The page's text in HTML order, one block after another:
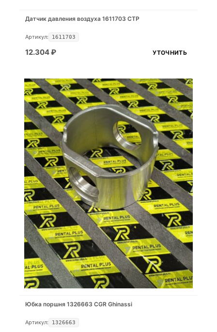
Датчик давления воздуха 1611703 CTP
Артикул: 1611703
12.304₽ УТОЧНИТЬ
Юбка поршня 1326663 CGR Ghinassi
Артикул: 1326663